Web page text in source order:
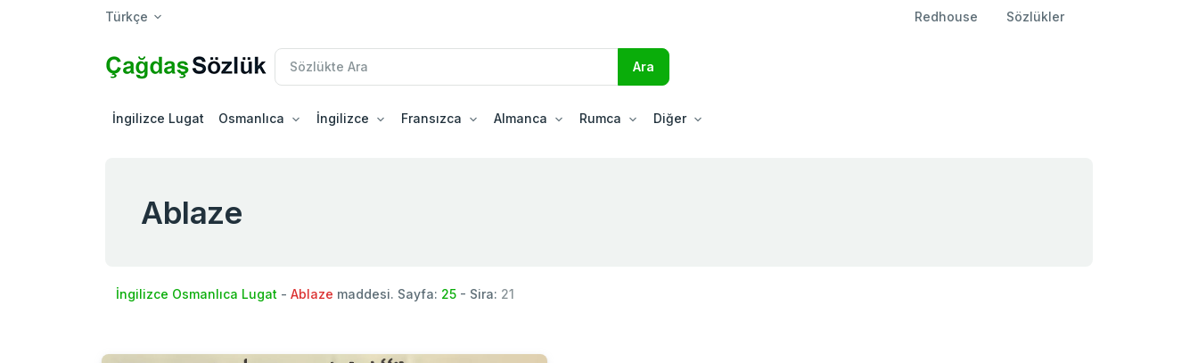
Türkçe Redhouse Sözlükler
İngilizce Lugat Osmanlıca İngilizce Fransızca Almanca Rumca Diğer
Ablaze
İngilizce Osmanlıca Lugat - Ablaze maddesi. Sayfa: 25 - Sira: 21